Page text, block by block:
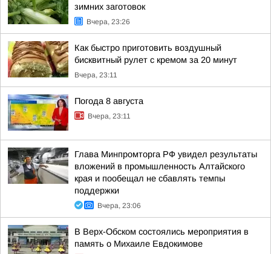
зимних заготовок
Вчера, 23:26
Как быстро приготовить воздушный
бисквитный рулет с кремом за 20 минут
Вчера, 23:11
Погода 8 августа
Вчера, 23:11
Глава Минпромторга РФ увидел результаты
вложений в промышленность Алтайского
края и пообещал не сбавлять темпы
поддержки
Вчера, 23:06
В Верх-Обском состоялись мероприятия в
память о Михаиле Евдокимове